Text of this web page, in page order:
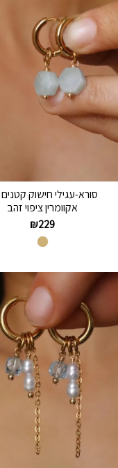
סורא-עגילי חישוק
אקוומרין ציפוי זהב
₪229